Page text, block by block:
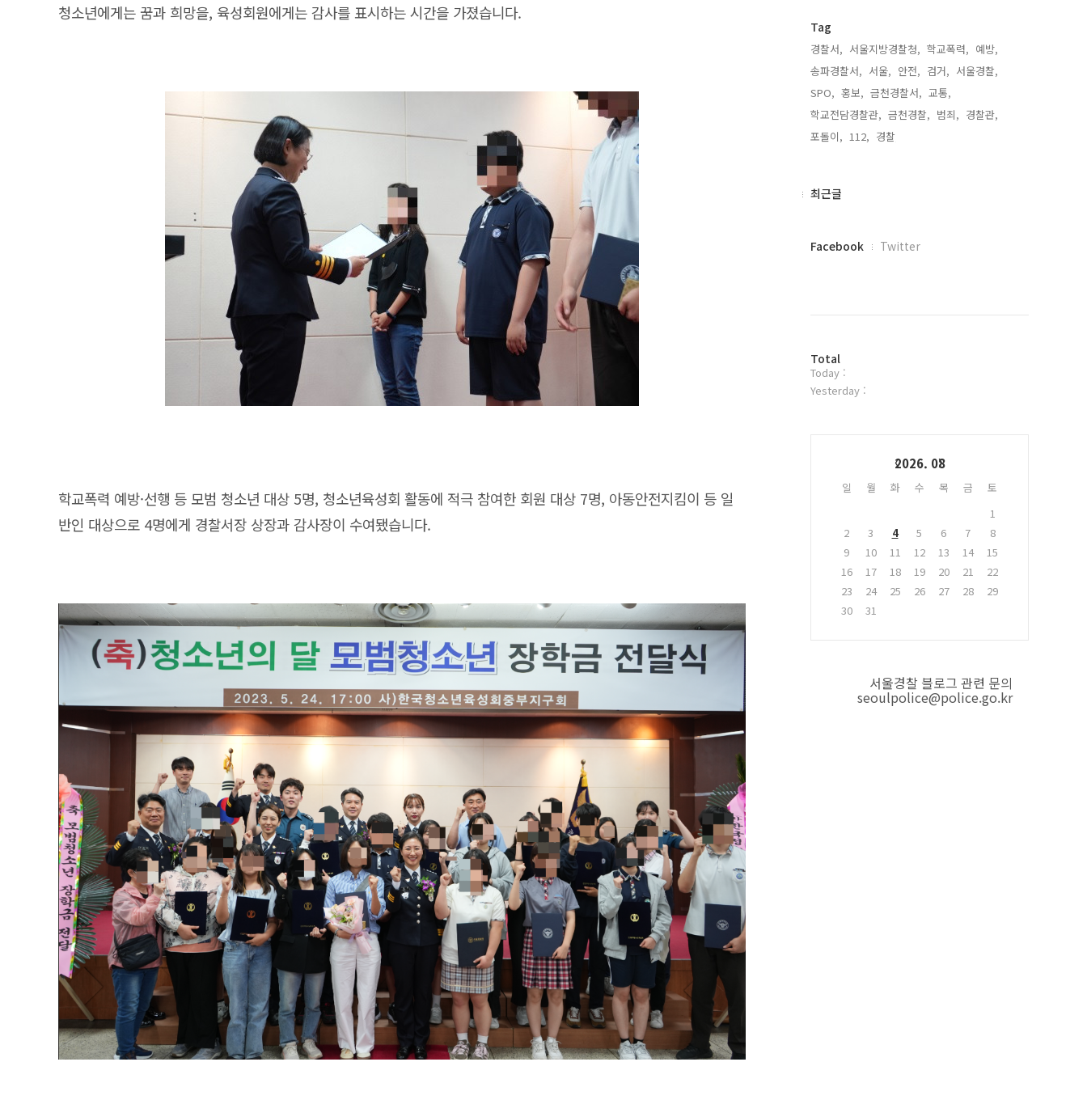
청소년에게는 꿈과 희망을, 육성회원에게는 감사를 표시하는 시간을 가졌습니다.
학교폭력 예방·선행 등 모범 청소년 대상 5명, 청소년육성회 활동에 적극 참여한 회원 대상 7명, 아동안전지킴이 등 일
반인 대상으로 4명에게 경찰서장 상장과 감사장이 수여됐습니다.
Tag
경찰서, 서울지방경찰청, 학교폭력, 예방,
송파경찰서, 서울, 안전, 검거, 서울경찰,
SPO, 홍보, 금천경찰서, 교통,
학교전담경찰관, 금천경찰, 범죄, 경찰관,
포돌이, 112, 경찰,
최
최근글
페
플
러
그
Facebook Twitter
방
문
자
Total
Today :
Yesterday :
2026. 08
일 월 화 수 목 금
토
1
2
3 4 5 6 7
8
9
10 11 12 13 14
15
16
17 18 19 20 21
22
23
24 25 26 27 28
29
30
31
서울경찰 블로그 관련 문의
seoulpolice@police.go.kr